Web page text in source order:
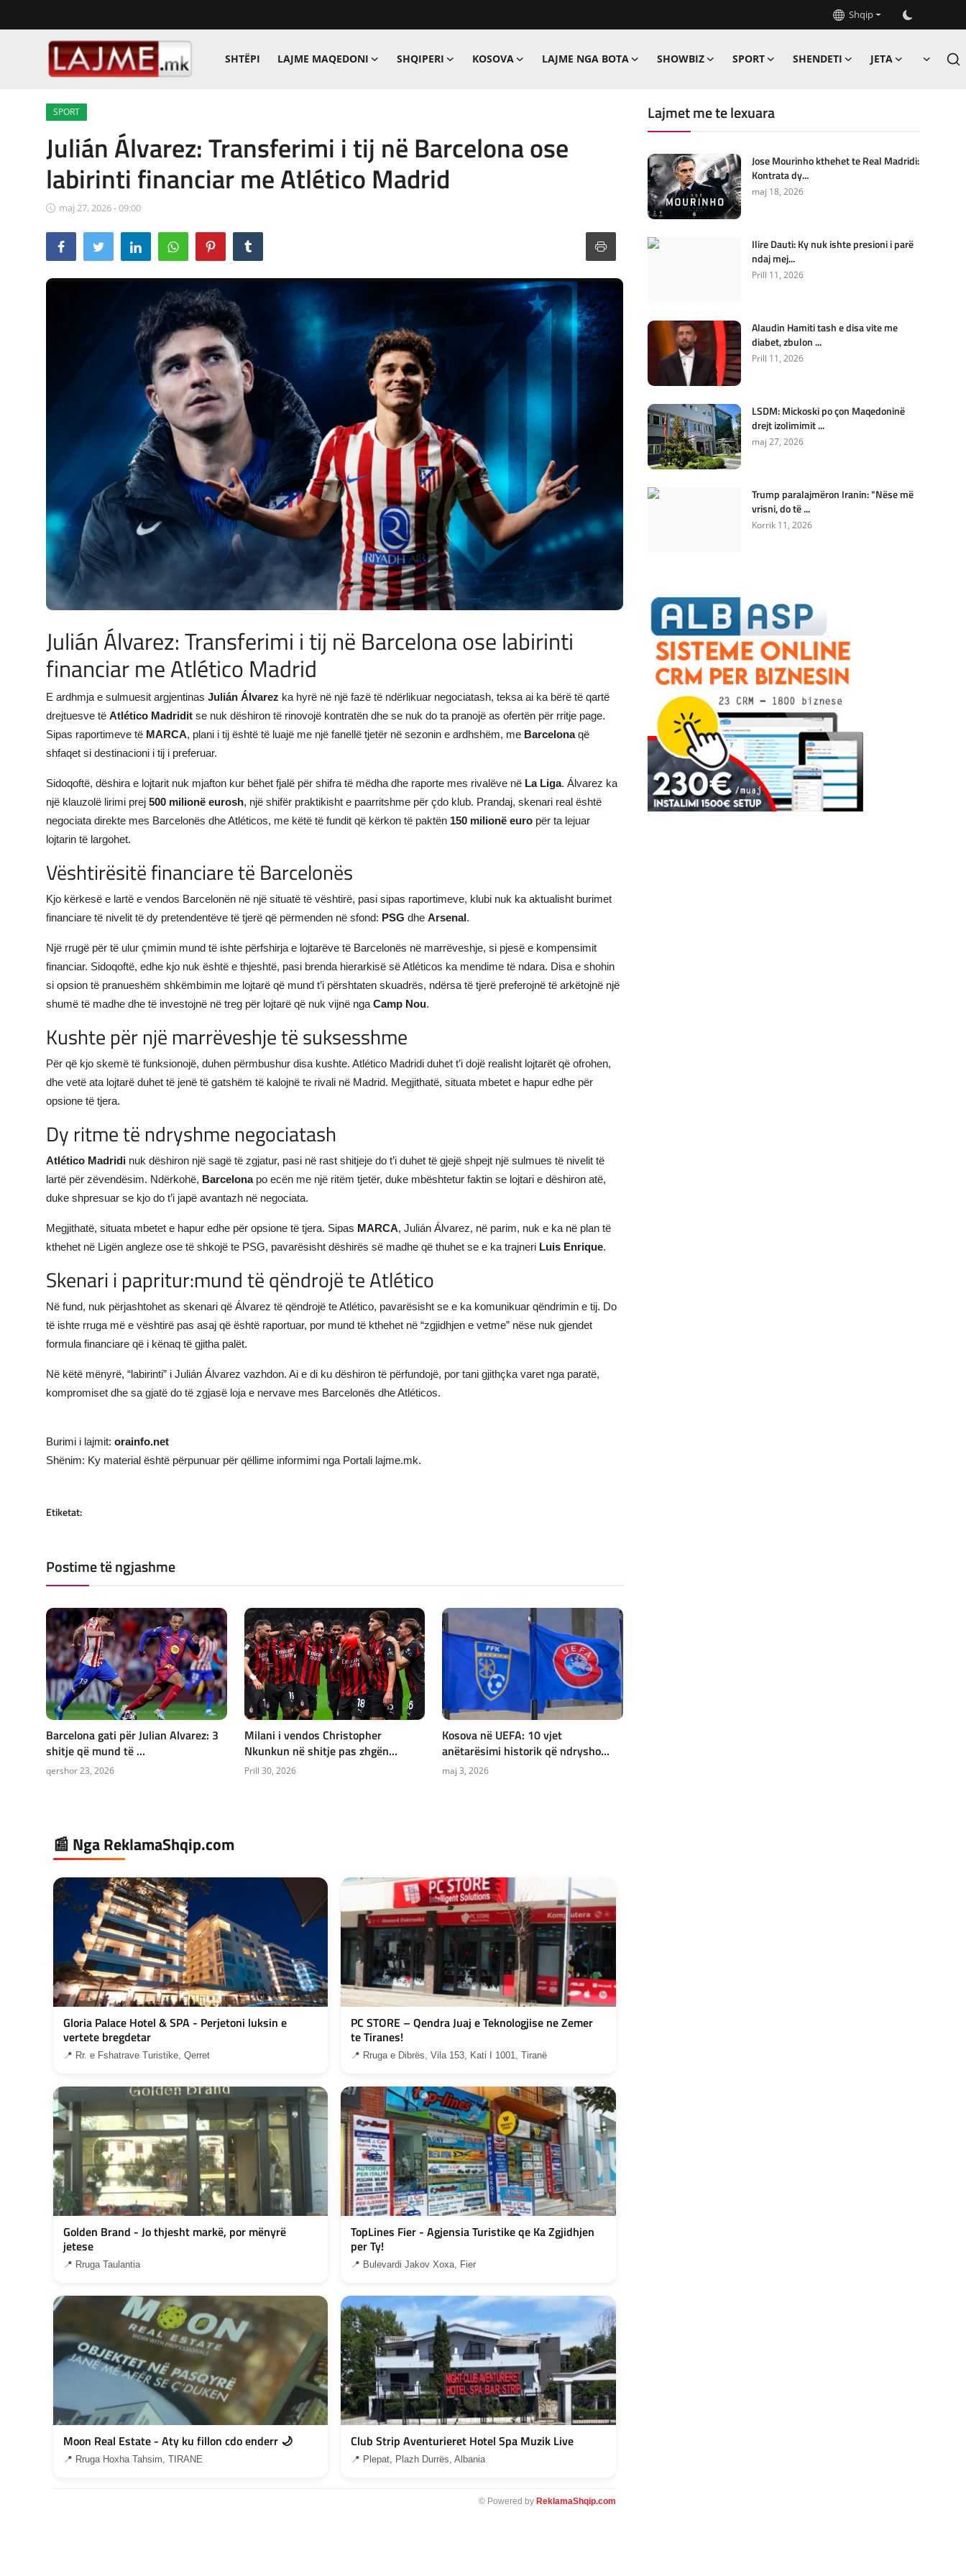
Shqip
SHTËPI LAJME MAQEDONI SHQIPERI KOSOVA LAJME NGA BOTA SHOWBIZ SPORT SHENDETI JETA
LAJME MAQEDONI
SHQIPERI
KOSOVA
LAJME NGA BOTA
SHOWBIZ
SPORT
Julián Álvarez: Transferimi i tij në Barcelona ose
labirinti financiar me Atlético Madrid
maj 27, 2026 - 09:00
Julián Álvarez: Transferimi i tij në Barcelona ose labirinti
financiar me Atlético Madrid
E ardhmja e sulmuesit argjentinas Julián Álvarez ka hyrë në një fazë të ndërlikuar negociatash, teksa ai ka bërë të qartë
drejtuesve të Atlético Madridit se nuk dëshiron të rinovojë kontratën dhe se nuk do ta pranojë as ofertën për rritje page.
Sipas raportimeve të MARCA, plani i tij është të luajë me një fanellë tjetër në sezonin e ardhshëm, me Barcelonaqë
shfaqet si destinacioni i tij i preferuar.
Sidoqoftë, dëshira e lojtarit nuk mjafton kur bëhet fjalë për shifra të mëdha dhe raporte mes rivalëve në La Liga. Álvarez ka
një klauzolë lirimi prej 500 milionë eurosh, një shifër praktikisht e paarritshme për çdo klub. Prandaj, skenari real është
negociata direkte mes Barcelonës dhe Atléticos, me këtë të fundit që kërkon të paktën 150 milionë euro për ta lejuar
lojtarin të largohet.
Vështirësitë financiare të Barcelonës
Kjo kërkesë e lartë e vendos Barcelonën në një situatë të vështirë, pasi sipas raportimeve, klubi nuk ka aktualisht burimet
financiare të nivelit të dy pretendentëve të tjerë që përmenden në sfond: PSG dhe Arsenal.
Një rrugë për të ulur çmimin mund të ishte përfshirja e lojtarëve të Barcelonës në marrëveshje, si pjesë e kompensimit
financiar. Sidoqoftë, edhe kjo nuk është e thjeshtë, pasi brenda hierarkisë së Atléticos ka mendime të ndara. Disa e shohin
si opsion të pranueshëm shkëmbimin me lojtarë që mund t’i përshtaten skuadrës, ndërsa të tjerë preferojnë të arkëtojnë një
shumë të madhe dhe të investojnë në treg për lojtarë që nuk vijnë nga Camp Nou.
Kushte për një marrëveshje të suksesshme
Për që kjo skemë të funksionojë, duhen përmbushur disa kushte. Atlético Madridi duhet t’i dojë realisht lojtarët që ofrohen,
dhe vetë ata lojtarë duhet të jenë të gatshëm të kalojnë te rivali në Madrid. Megjithatë, situata mbetet e hapur edhe për
opsione të tjera.
Dy ritme të ndryshme negociatash
Atlético Madridi nuk dëshiron një sagë të zgjatur, pasi në rast shitjeje do t’i duhet të gjejë shpejt një sulmues të nivelit të
lartë për zëvendësim. Ndërkohë, Barcelonapo ecën me një ritëm tjetër, duke mbështetur faktin se lojtari e dëshiron atë,
duke shpresuar se kjo do t’i japë avantazh në negociata.
Megjithatë, situata mbetet e hapur edhe për opsione të tjera. Sipas MARCA, Julián Álvarez, në parim, nuk e ka në plan të
kthehet në Ligën angleze ose të shkojë te PSG, pavarësisht dëshirës së madhe që thuhet se e ka trajneri Luis Enrique.
Skenari i papritur:mund të qëndrojë te Atlético
Në fund, nuk përjashtohet as skenari që Álvarez të qëndrojë te Atlético, pavarësisht se e ka komunikuar qëndrimin e tij. Do
të ishte rruga më e vështirë pas asaj që është raportuar, por mund të kthehet në “zgjidhjen e vetme” nëse nuk gjendet
formula financiare që i kënaq të gjitha palët.
Në këtë mënyrë, “labirinti” i Julián Álvarez vazhdon. Ai e di ku dëshiron të përfundojë, por tani gjithçka varet nga paratë,
kompromiset dhe sa gjatë do të zgjasë loja e nervave mes Barcelonës dhe Atléticos.
Burimi i lajmit: orainfo.net
Shënim: Ky material është përpunuar për qëllime informimi nga Portali lajme.mk.
Etiketat:
Postime të ngjashme
Barcelona gati për Julian Alvarez: 3
shitje që mund të ...
qershor 23, 2026
Milani i vendos Christopher
Nkunkun në shitje pas zhgën...
Prill 30, 2026
Kosova në UEFA: 10 vjet
anëtarësimi historik që ndrysho...
maj 3, 2026
📰 Nga ReklamaShqip.com
Gloria Palace Hotel & SPA - Perjetoni luksin e
vertete bregdetar
📍 Rr. e Fshatrave Turistike, Qerret
PC STORE – Qendra Juaj e Teknologjise ne Zemer
te Tiranes!
📍 Rruga e Dibrës, Vila 153, Kati I 1001, Tiranë
Golden Brand - Jo thjesht markë, por mënyrë
jetese
📍 Rruga Taulantia
TopLines Fier - Agjensia Turistike qe Ka Zgjidhjen
per Ty!
📍 Bulevardi Jakov Xoxa, Fier
Moon Real Estate - Aty ku fillon cdo enderr 🌙
📍 Rruga Hoxha Tahsim, TIRANE
Club Strip Aventurieret Hotel Spa Muzik Live
📍 Plepat, Plazh Durrës, Albania
© Powered by ReklamaShqip.com
Lajmet me te lexuara
Jose Mourinho kthehet te Real Madridi:
Kontrata dy...
maj 18, 2026
Ilire Dauti: Ky nuk ishte presioni i parë
ndaj mej...
Prill 11, 2026
Alaudin Hamiti tash e disa vite me
diabet, zbulon ...
Prill 11, 2026
LSDM: Mickoski po çon Maqedoninë
drejt izolimimit ...
maj 27, 2026
Trump paralajmëron Iranin: "Nëse më
vrisni, do të ...
Korrik 11, 2026